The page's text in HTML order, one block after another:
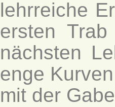
lehrreiche
ersten
nächsten
enge
mit der